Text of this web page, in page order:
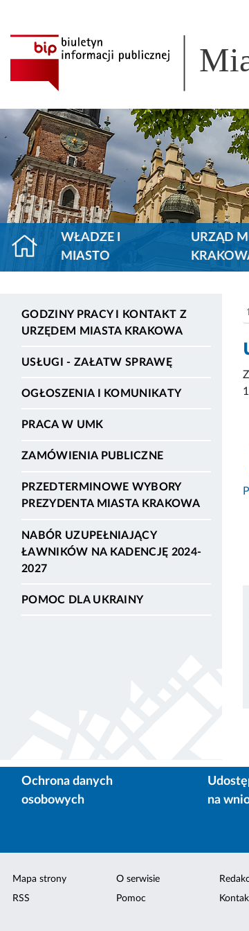
WŁADZE I
MIASTO
URZĄD
GODZINY PRACY I KONTAKT Z
URZĘDEM MIASTA KRAKOWA
USŁUGI - ZAŁATW SPRAWĘ
OGŁOSZENIA I KOMUNIKATY
PRACA W UMK
ZAMÓWIENIA PUBLICZNE
PRZEDTERMINOWE WYBORY
PREZYDENTA MIASTA KRAKOWA
NABÓR UZUPEŁNIAJĄCY
ŁAWNIKÓW NA KADENCJĘ 2024-
2027
POMOC DLA UKRAINY
Ochrona danych
osobowych
na
Mapa strony
RSS
O serwisie
Pomoc